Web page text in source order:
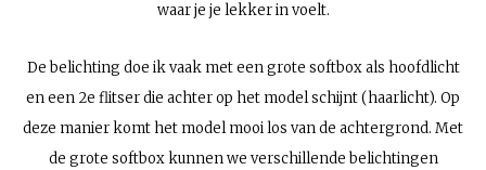
waar je je lekker in voelt.
De belichting doe ik vaak met een grote softbox als hoofdlicht
en een 2e flitser die achter op het model schijnt (haarlicht). Op
deze manier komt het model mooi los van de achtergrond. Met
de grote softbox kunnen we verschillende belichtingen